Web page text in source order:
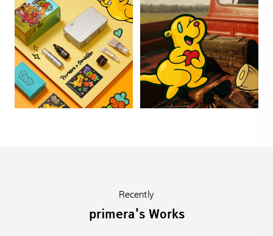
Recently
primera's Works